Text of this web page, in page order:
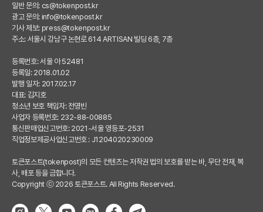
일반 문의: cs@tokenpost.kr
광고 문의: info@tokenpost.kr
기사 제보: press@tokenpost.kr
주소: 서울시 강남구 논현로 614 ARTISAN 빌딩 6층, 7층
등록번호: 서울 아 52481
등록일: 2018.01.02
발행 일자: 2017.02.17
대표: 김지호
청소년 보호 책임자: 전영빈
사업자 등록번호: 232-88-00885
통신판매업신고번호: 2021-서울 영등포-2531
직업정보제공사업신고번호 : J1204020230009
토큰포스트(tokenpost)의 모든 컨텐츠는 저작권 법의 보호를 받는 바, 무단 전재, 복
사, 배포 등을 금합니다.
Copyright ⓒ 2026 토큰포스트. All Rights Reserved.